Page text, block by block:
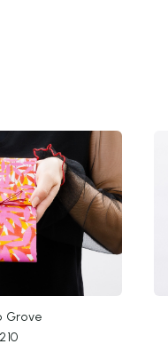
Grove